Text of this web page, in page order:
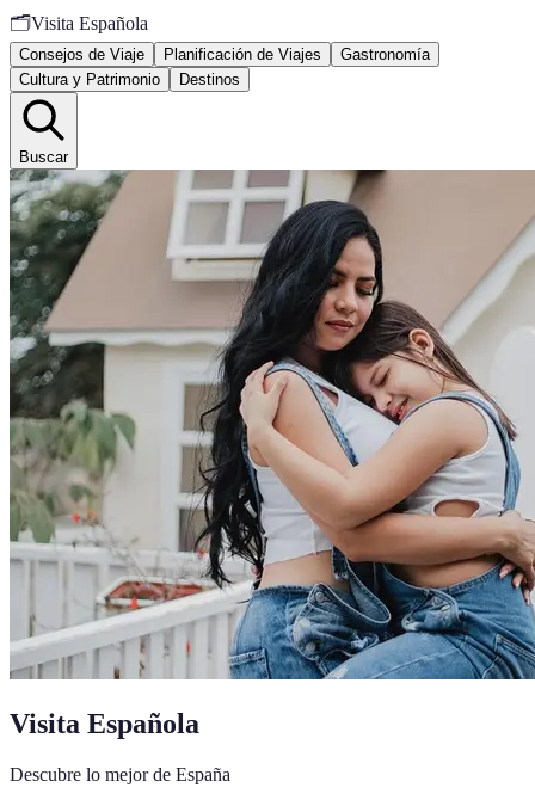
🗂️Visita Española
Consejos de Viaje Planificación de Viajes
Gastronomía
Cultura y Patrimonio
Destinos
Buscar
Visita Española
Descubre lo mejor de España